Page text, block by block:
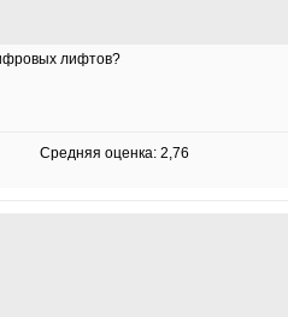
лифтов?
Средняя оценка: 2,76